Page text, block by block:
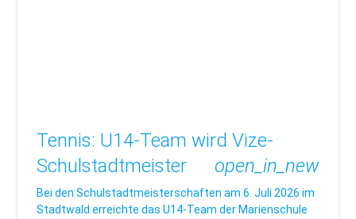
Tennis: U14-Team wird Vize-
Schulstadtmeister
open_in_new
Bei den Schulstadtmeisterschaften am 6. Juli 2026 im
Stadtwald erreichte das U14-Team der Marienschule